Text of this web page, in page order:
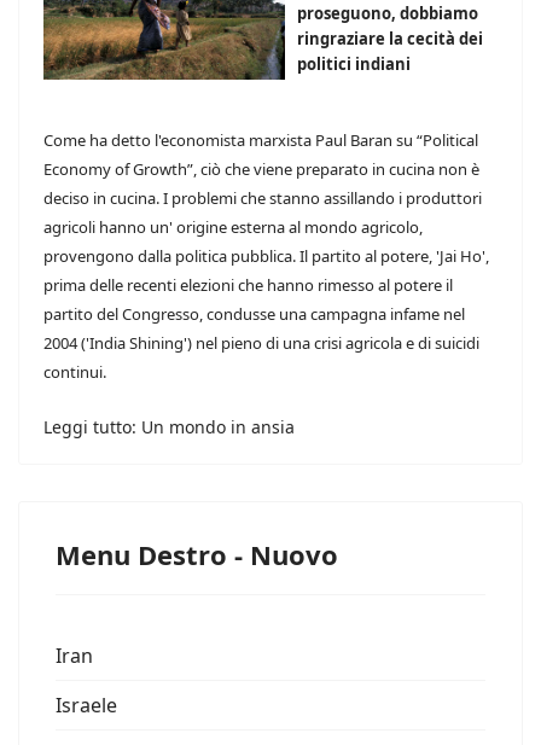
proseguono, dobbiamo
ringraziare la cecità dei
politici indiani
Come ha detto l'economista marxista Paul Baran su “Political
Economy of Growth”, ciò che viene preparato in cucina non è
deciso in cucina. I problemi che stanno assillando i produttori
agricoli hanno un' origine esterna al mondo agricolo,
provengono dalla politica pubblica. Il partito al potere, 'Jai Ho',
prima delle recenti elezioni che hanno rimesso al potere il
partito del Congresso, condusse una campagna infame nel
2004 ('India Shining') nel pieno di una crisi agricola e di suicidi
continui.
Leggi tutto: Un mondo in ansia
Menu Destro - Nuovo
Iran
Israele